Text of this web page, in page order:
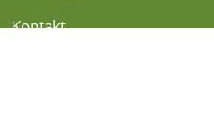
Kontakt